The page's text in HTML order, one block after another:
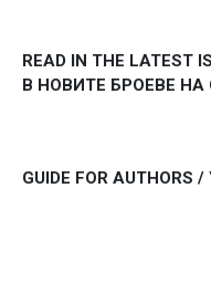
READ IN THE LATEST
В НОВИТЕ БРОЕВЕ НА
GUIDE FOR